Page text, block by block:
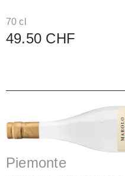
70 cl
49.50 CHF
Piemonte